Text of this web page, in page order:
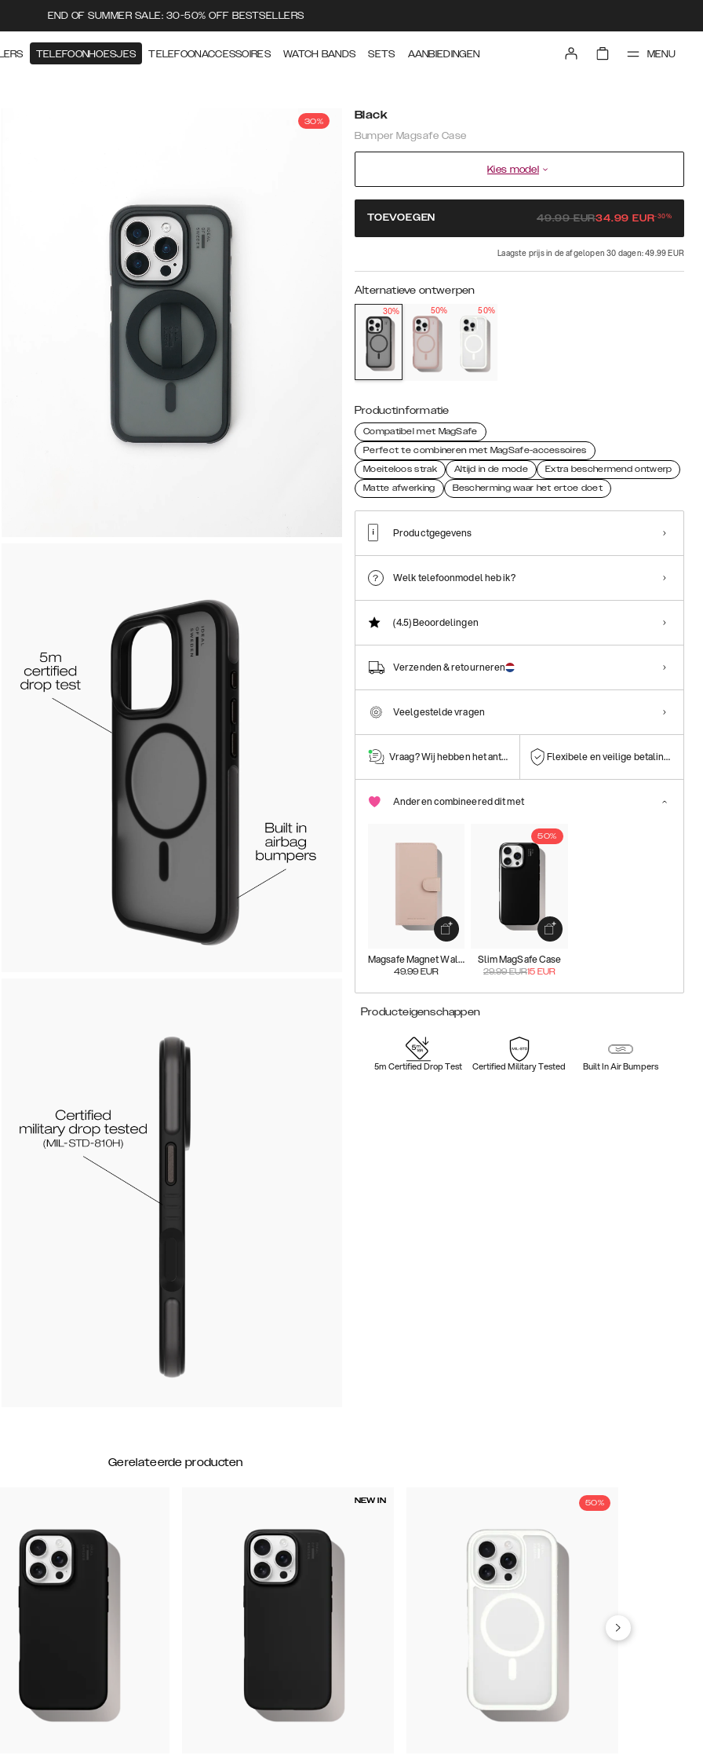
END OF SUMMER SALE: 30-50% OFF BESTSELLERS
TELEFOONHOESJES TELEFOONACCESSOIRES WATCH BANDS SETS AANBIEDINGEN MENU
30% Black
Bumper Magsafe Case
Kies model
TOEVOEGEN 49.99EUR34.99 EUR-30%
Laagste prijs in de afgelopen 30 dagen: 49.99 EUR
Alternatieve ontwerpen
30% 50% 50%
Productinformatie
Compatibel met MagSafe
Perfect te combineren met MagSafe-accessoires
Moeiteloos strak
Altijd in de mode
Extra beschermend ontwerp
Matte afwerking
Bescherming waar het ertoe doet
Productgegevens
Welk telefoonmodel heb ik?
(4.5)Beoordelingen
Verzenden & retourneren
Veelgestelde vragen
Vraag? Wij hebben het antwoord! Flexibele en veilige betalingen
Anderen combineered dit met
Magsafe Magnet Wallet+
49.99 EUR
50%
Slim MagSafe Case
29.99EUR15 EUR
Producteigenschappen
5m Certified Drop Test Certified Military Tested Built In Air Bumpers
Gerelateerde producten
NEW IN 50%